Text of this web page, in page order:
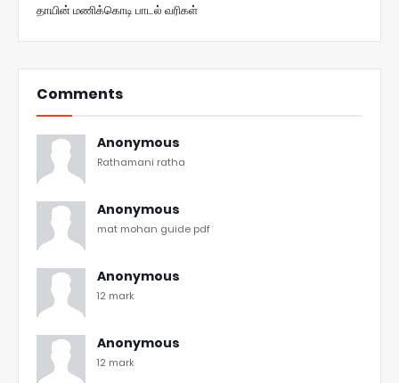
தாயின் மணிக்கொடி பாடல் வரிகள்
Comments
Anonymous
Rathamani ratha
Anonymous
mat mohan guide pdf
Anonymous
12 mark
Anonymous
12 mark